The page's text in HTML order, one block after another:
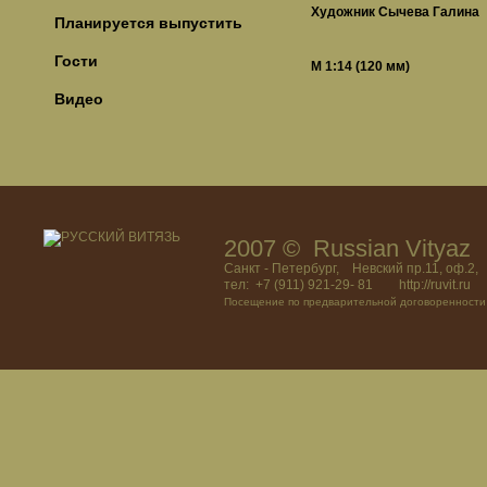
Планируется выпустить
Гости
Видео
Художник Сычева Галина
М 1:14 (120 мм)
2007 © Russian
Санкт - Петербург, Невский пр.11, оф.2,
тел: +7 (911) 921-29- 81 http://ruvit.ru
Посещение по предварительной договоренности